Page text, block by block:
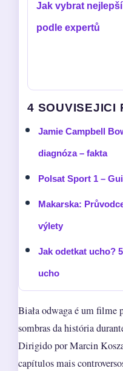
Jak vybrat nejlepší
podle expertů
4 SOUVISEJICI
Jamie Campbell
diagnóza – fakta
Polsat Sport 1 –
Makarska:
výlety
Jak odetkat ucho?
ucho
Biała odwaga é um filme
sombras da história
Dirigido por Marcin
capítulos mais